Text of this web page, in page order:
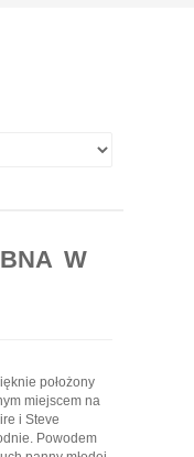
W
położony
miejscem na
i Steve
Powodem